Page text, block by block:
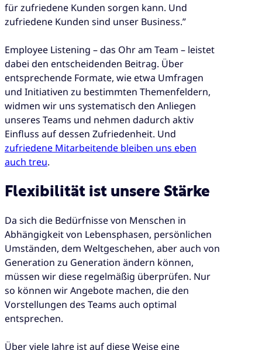
für zufriedene Kunden sorgen kann. Und
zufriedene Kunden sind unser Business.”
Employee Listening – das Ohr am Team – leistet
dabei den entscheidenden Beitrag. Über
entsprechende Formate, wie etwa Umfragen
und Initiativen zu bestimmten Themenfeldern,
widmen wir uns systematisch den Anliegen
unseres Teams und nehmen dadurch aktiv
Einfluss auf dessen Zufriedenheit. Und
zufriedene Mitarbeitende bleiben uns eben
auch treu.
Flexibilität ist unsere Stärke
Da sich die Bedürfnisse von Menschen in
Abhängigkeit von Lebensphasen, persönlichen
Umständen, dem Weltgeschehen, aber auch von
Generation zu Generation ändern können,
müssen wir diese regelmäßig überprüfen. Nur
so können wir Angebote machen, die den
Vorstellungen des Teams auch optimal
entsprechen.
Über viele Jahre ist auf diese Weise eine